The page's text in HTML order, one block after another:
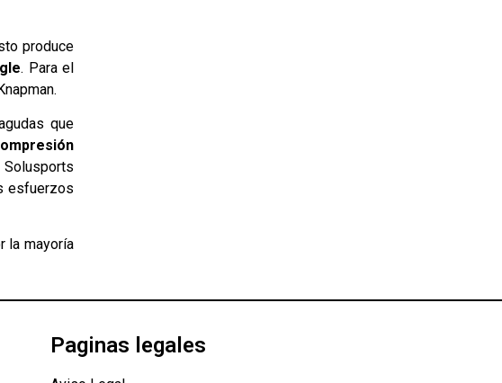
produce
. Para el
que
esfuerzos
la mayoría
Paginas legales